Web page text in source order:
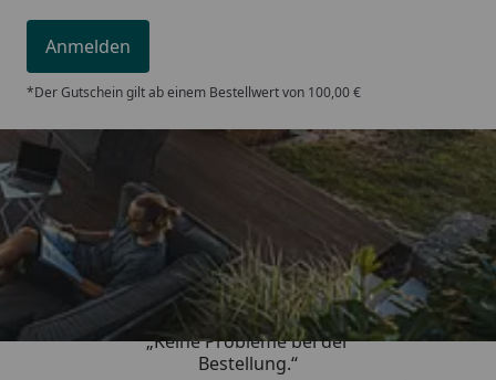
Garantie:
*Leistung nach EN-442 (75 / 65 / 20°C).
Anmelden
*Der Gutschein gilt ab einem Bestellwert von 100,00 €
Trusted Shops
5,00/ 5
„Keine Probleme bei der
Bestellung.“